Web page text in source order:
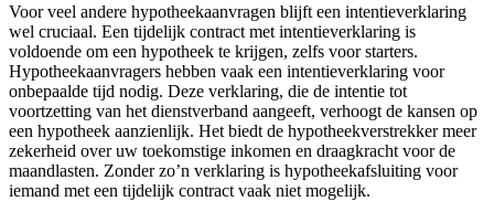
Voor veel andere hypotheekaanvragen blijft een intentieverklaring
wel cruciaal. Een tijdelijk contract met intentieverklaring is
voldoende om een hypotheek te krijgen, zelfs voor starters.
Hypotheekaanvragers hebben vaak een intentieverklaring voor
onbepaalde tijd nodig. Deze verklaring, die de intentie tot
voortzetting van het dienstverband aangeeft, verhoogt de kansen op
een hypotheek aanzienlijk. Het biedt de hypotheekverstrekker meer
zekerheid over uw toekomstige inkomen en draagkracht voor de
maandlasten. Zonder zo’n verklaring is hypotheekafsluiting voor
iemand met een tijdelijk contract vaak niet mogelijk.